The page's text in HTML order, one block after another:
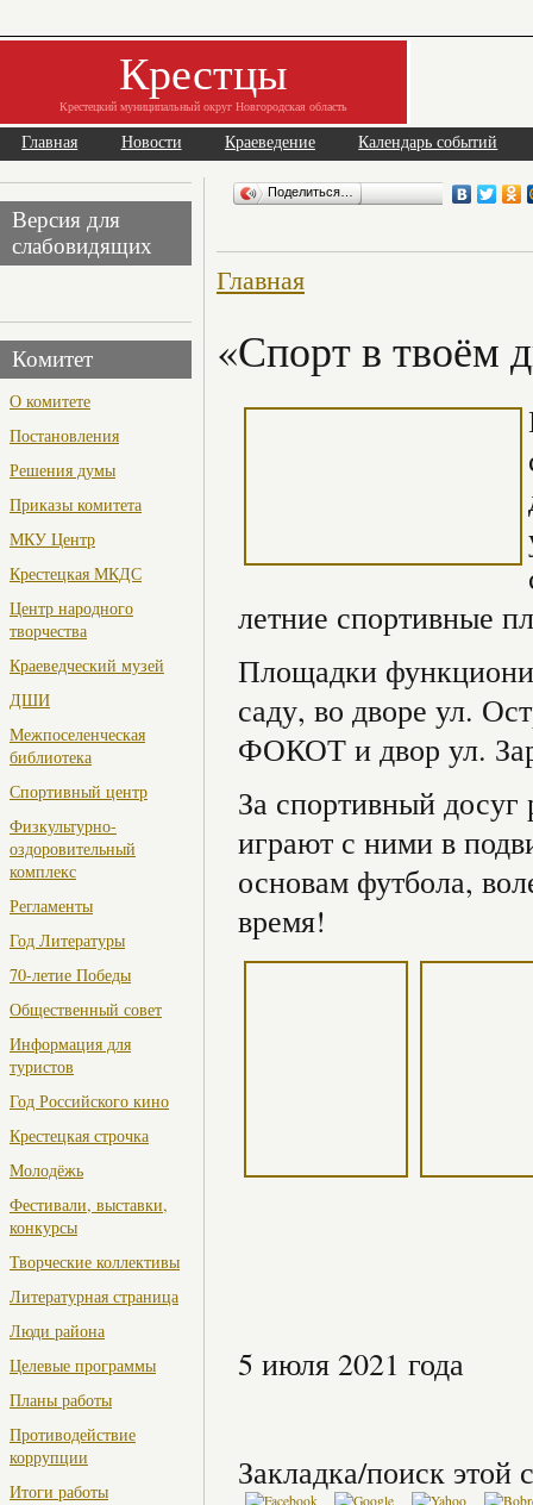
Крестцы
Крестецкий муниципальный округ Новгородская область
Главная Новости Краеведение Календарь событий
Версия для
слабовидящих
Комитет
О комитете
Постановления
Решения думы
Приказы комитета
МКУ Центр
Крестецкая МКДС
Центр народного
творчества
Краеведческий музей
ДШИ
Межпоселенческая
библиотека
Спортивный центр
Физкультурно-
оздоровительный
комплекс
Регламенты
Год Литературы
70-летие Победы
Общественный совет
Информация для
туристов
Год Российского кино
Крестецкая строчка
Молодёжь
Фестивали, выставки,
конкурсы
Творческие коллективы
Литературная страница
Люди района
Целевые программы
Планы работы
Противодействие
коррупции
Итоги работы
Поделиться…
Главная
«Спорт в твоём
летние спортивные
Площадки
саду, во дворе ул.
ФОКОТ и двор ул.
За спортивный
играют с ними в
основам футбола,
время!
5 июля 2021 года
Закладка/поиск этой